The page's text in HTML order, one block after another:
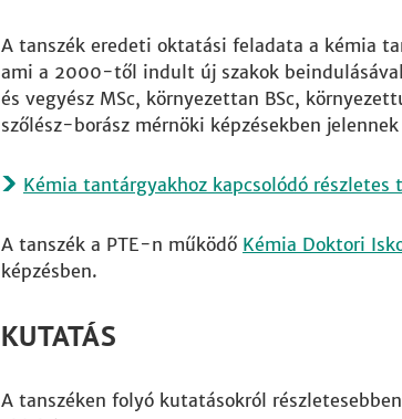
A tanszék eredeti oktatási feladata a kémia
ami a 2000-től indult új szakok
és vegyész MSc, környezettan BSc,
szőlész-borász mérnöki képzésekben
Kémia tantárgyakhoz kapcsolódó részletes
A tanszék a PTE-n működő Kémia Doktori
képzésben.
KUTATÁS
A tanszéken folyó kutatásokról